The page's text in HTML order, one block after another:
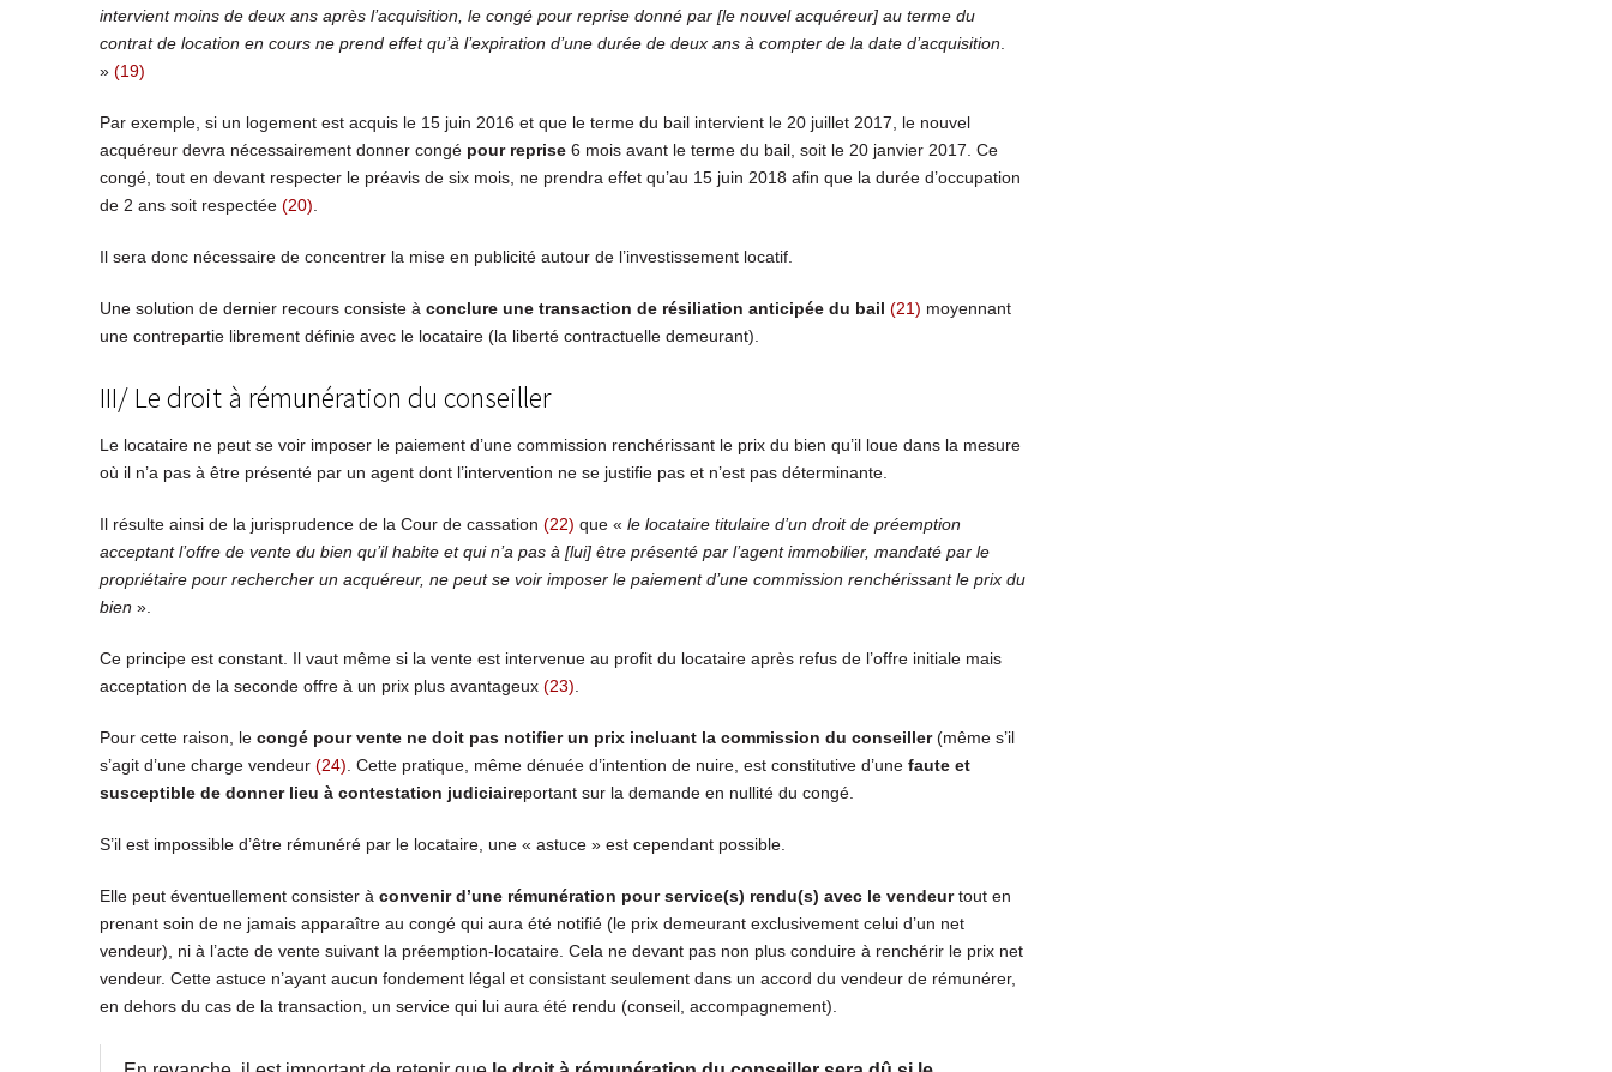
intervient moins de deux ans après l’acquisition, le congé pour reprise donné par [le nouvel acquéreur] au terme du
contrat de location en cours ne prend effet qu’à l’expiration d’une durée de deux ans à compter de la date d’acquisition
» (19)
Par exemple, si un logement est acquis le 15 juin 2016 et que le terme du bail intervient le 20 juillet 2017, le nouvel
acquéreur devra nécessairement donner congé pour reprise6 mois avant le terme du bail, soit le 20 janvier 2017. Ce
congé, tout en devant respecter le préavis de six mois, ne prendra effet qu’au 15 juin 2018 afin que la durée d’occupation
de 2 ans soit respectée (20)
Il sera donc nécessaire de concentrer la mise en publicité autour de l’investissement locatif.
Une solution de dernier recours consiste à conclure une transaction de résiliation anticipée du bail (21) moyennant
une contrepartie librement définie avec le locataire (la liberté contractuelle demeurant).
III/ Le droit à rémunération du conseiller
Le locataire ne peut se voir imposer le paiement d’une commission renchérissant le prix du bien qu’il loue dans la mesure
où il n’a pas à être présenté par un agent dont l’intervention ne se justifie pas et n’est pas déterminante.
Il résulte ainsi de la jurisprudence de la Cour de cassation (22) que « le locataire titulaire d’un droit de préemption
acceptant l’offre de vente du bien qu’il habite et qui n’a pas à [lui] être présenté par l’agent immobilier, mandaté par le
propriétaire pour rechercher un acquéreur, ne peut se voir imposer le paiement d’une commission renchérissant le prix du
bien ».
Ce principe est constant. Il vaut même si la vente est intervenue au profit du locataire après refus de l’offre initiale mais
acceptation de la seconde offre à un prix plus avantageux (23)
Pour cette raison, lecongé pour vente ne doit pas notifier un prix incluant la commission du conseiller(même s’il
s’agit d’une charge vendeur (24) . Cette pratique, même dénuée d’intention de nuire, est constitutive d’unefaute et
susceptible de donner lieu à contestation judiciaireportant sur la demande en nullité du congé.
S’il est impossible d’être rémunéré par le locataire, une « astuce » est cependant possible.
Elle peut éventuellement consister à convenir d’une rémunération pour service(s) rendu(s) avec le vendeurtout en
prenant soin de ne jamais apparaître au congé qui aura été notifié (le prix demeurant exclusivement celui d’un net
vendeur), ni à l’acte de vente suivant la préemption-locataire. Cela ne devant pas non plus conduire à renchérir le prix net
vendeur. Cette astuce n’ayant aucun fondement légal et consistant seulement dans un accord du vendeur de rémunérer,
en dehors du cas de la transaction, un service qui lui aura été rendu (conseil, accompagnement).